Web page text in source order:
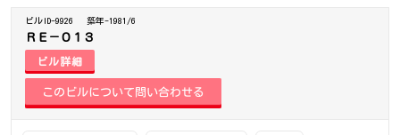
ビルID-9926 築年-1981/6
ＲＥ－０１３
ビル詳細